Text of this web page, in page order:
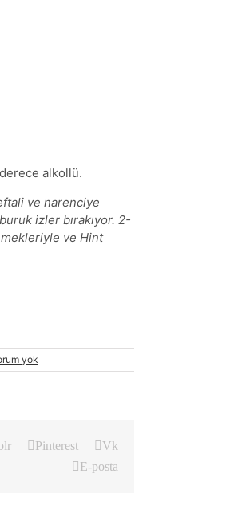
alkollü.
ve narenciye
izler bırakıyor. 2-
ve Hint
yok
Pinterest
Vk
E-posta